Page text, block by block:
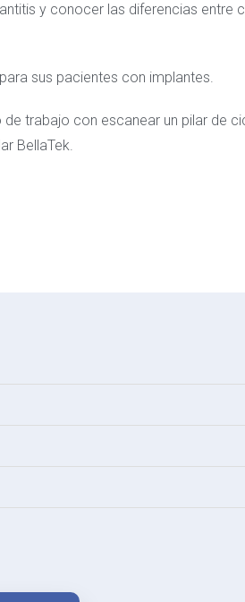
y conocer las diferencias entre
sus pacientes con implantes.
trabajo con escanear un pilar de
BellaTek.